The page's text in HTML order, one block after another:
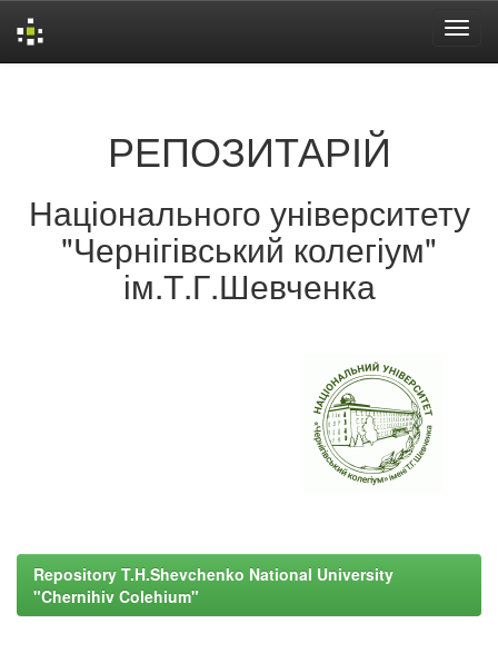
РЕПОЗИТАРІЙ
Національного університету
"Чернігівський колегіум"
ім.Т.Г.Шевченка
Repository T.H.Shevchenko National University
"Chernihiv Colehium"